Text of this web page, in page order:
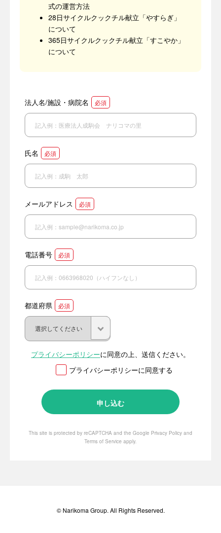
式の運営方法
28日サイクルクックチル献立「やすらぎ」
について
365日サイクルクックチル献立「すこやか」
について
法人名/施設・病院名 必須
氏名 必須
メールアドレス 必須
電話番号 必須
都道府県 必須
プライバシーポリシーに同意の上、送信ください。
プライバシーポリシーに同意する
This site is protected by reCAPTCHA and the Google Privacy Policy and
Terms of Service apply.
© Narikoma Group. All Rights Reserved.